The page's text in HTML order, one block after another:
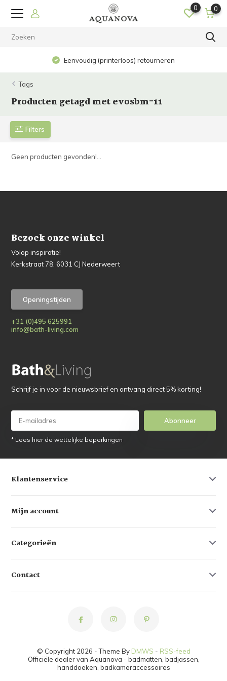
0 0
Eenvoudig (printerloos) retourneren
Tags
Producten getagd met evosbm-11
Filters
Geen producten gevonden!...
Bezoek onze winkel
Volop inspiratie!
Kerkstraat 78, 6031 CJ Nederweert
Openingstijden
+31 (0)495 625991
info@bath-living.com
Schrijf je in voor de nieuwsbrief en ontvang direct 5% korting!
Abonneer
* Lees hier de wettelijke beperkingen
Klantenservice
Mijn account
Categorieën
Contact
© Copyright 2026 - Theme By DMWS - RSS-feed
Officiële dealer van Aquanova - badmatten, badjassen,
handdoeken, badkameraccessoires